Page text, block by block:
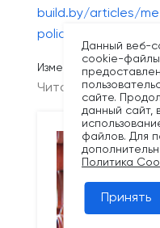
build.by/articles/
policy/
Измененно:
Читайте также
Данный веб-
cookie-файлы
сайте.
данный сайт,
файлов. Для
Политика
Принять